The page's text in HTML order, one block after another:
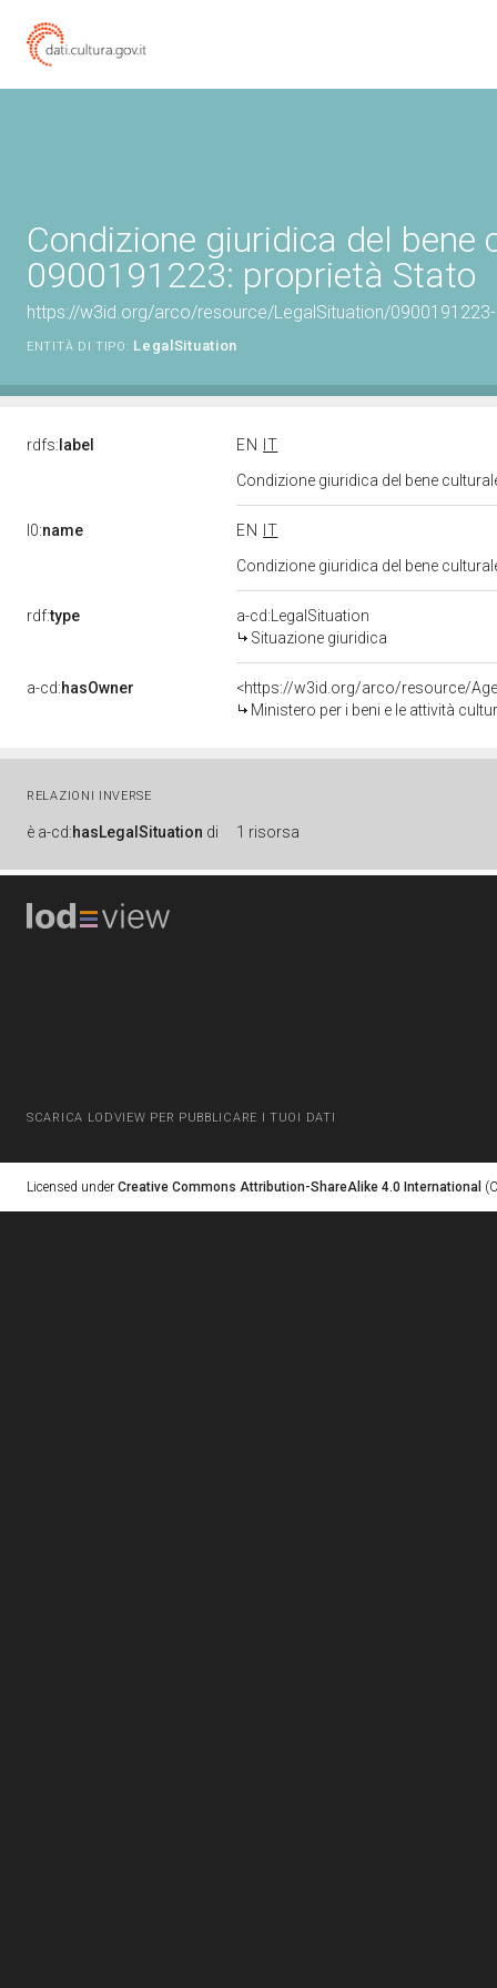
Condizione giuridica del bene
0900191223: proprietà Stato
https://w3id.org/arco/resource/LegalSituation/
ENTITÀ DI TIPO: LegalSituation
rdfs: label EN
IT
Condizione giuridica del bene
l0:name EN
IT
Condizione giuridica del bene
rdf:type
a-cd:LegalSituation
Situazione giuridica
a-cd:hasOwner
<https://w3id.org/arco/resource/
Ministero per i beni e le attività
RELAZIONI INVERSE
è a-cd:hasLegalSituation di 1 risorsa
SCARICA LODVIEW PER PUBBLICARE I TUOI DATI
Licensed under Creative Commons Attribution-ShareAlike 4.0 International